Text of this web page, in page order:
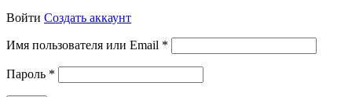
Войти Создать аккаунт
Имя пользователя или Email *
Пароль *